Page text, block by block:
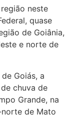
neste
quase
de Goiânia,
e norte de
Goiás, a
chuva de
Grande, na
de Mato